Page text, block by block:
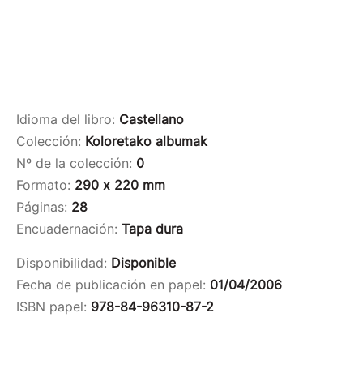
Idioma del libro: Castellano
Colección: Koloretako albumak
Nº de la colección: 0
Formato: 290 x 220 mm
Páginas: 28
Encuadernación: Tapa dura
Disponibilidad: Disponible
Fecha de publicación en papel: 01/04/2006
ISBN papel: 978-84-96310-87-2